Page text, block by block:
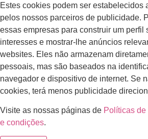
Estes cookies podem ser estabelecidos
pelos nossos parceiros de publicidade.
essas empresas para construir um perfil
interesses e mostrar-lhe anúncios
websites. Eles não armazenam
pessoais, mas são baseados na
navegador e dispositivo de internet. Se
cookies, terá menos publicidade
Visite as nossas páginas de Políticas
e condições.